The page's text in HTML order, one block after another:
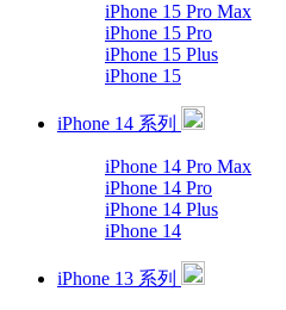
iPhone 15 Pro Max
iPhone 15 Pro
iPhone 15 Plus
iPhone 15
iPhone 14 系列
iPhone 14 Pro Max
iPhone 14 Pro
iPhone 14 Plus
iPhone 14
iPhone 13 系列